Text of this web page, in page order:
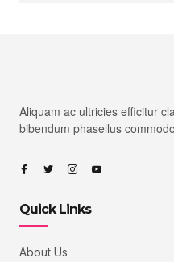
Aliquam ac ultricies efficitur
bibendum phasellus
Quick Links
About Us